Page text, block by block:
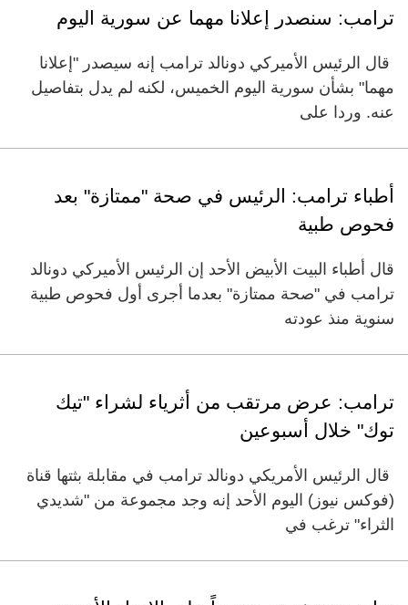
ترامب: سنصدر إعلانا مهما عن سورية اليوم
قال الرئيس الأميركي دونالد ترامب إنه سيصدر "إعلانا
مهما" بشأن سورية اليوم الخميس، لكنه لم يدل بتفاصيل
عنه. وردا على
أطباء ترامب: الرئيس في صحة "ممتازة" بعد
فحوص طبية
قال أطباء البيت الأبيض الأحد إن الرئيس الأميركي دونالد
ترامب في "صحة ممتازة" بعدما أجرى أول فحوص طبية
سنوية منذ عودته
ترامب: عرض مرتقب من أثرياء لشراء "تيك
توك" خلال أسبوعين
قال الرئيس الأمريكي دونالد ترامب في مقابلة بثتها قناة
(فوكس نيوز) اليوم الأحد إنه وجد مجموعة من "شديدي
الثراء" ترغب في